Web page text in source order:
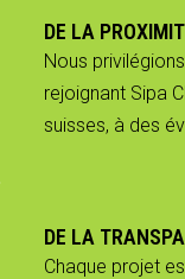
DE LA
Nous
rejoignant Sipa
suisses, à des
DE LA
Chaque projet